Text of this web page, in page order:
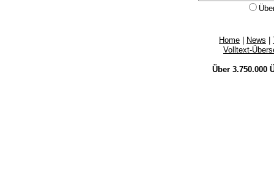
Home News
Volltext-
Über 3.750.000